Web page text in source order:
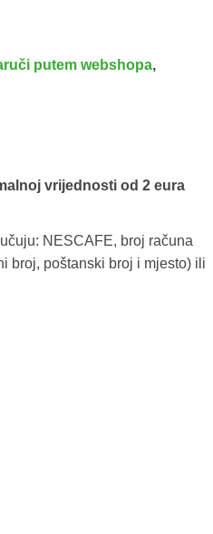
putem webshopa,
vrijednosti od 2 eura
NESCAFE, broj računa
broj, poštanski broj i mjesto) ili